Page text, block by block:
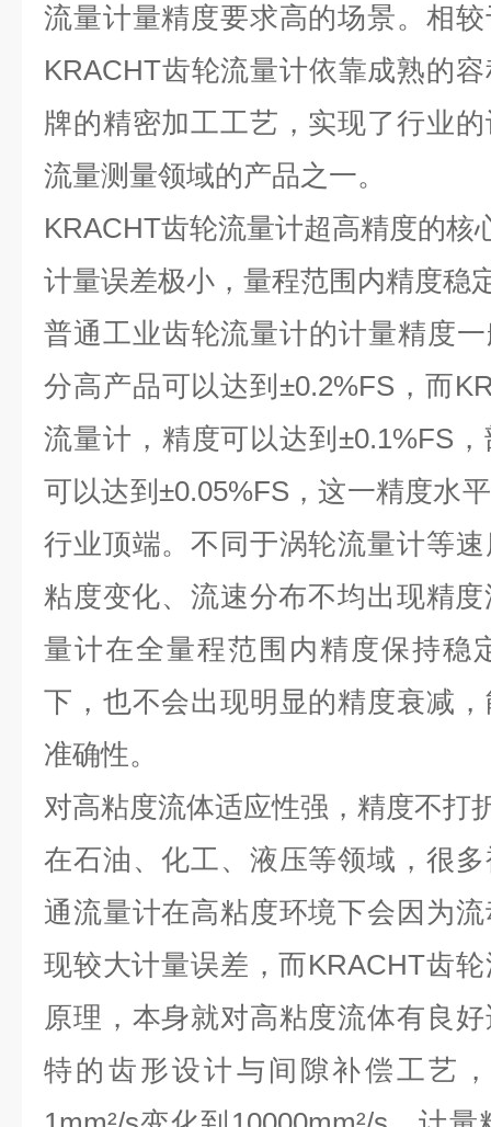
流量计量精度要求高的场景。相
KRACHT齿轮流量计依靠成熟的
牌的精密加工工艺，实现了行业
流量测量领域的产品之一。
KRACHT齿轮流量计超高精度的核
计量误差极小，量程范围内精度稳
普通工业齿轮流量计的计量精度
分高产品可以达到±0.2%FS ，而
流量计，精度可以达到±0.1%FS
可以达到 ±0.05%FS ，这一精度水
行业顶端。不同于涡轮流量计等
粘度变化、流速分布不均出现精
量计在全量程范围内精度保持稳
下，也不会出现明显的精度衰减
准确性。
对高粘度流体适应性强，精度不打
在石油、化工、液压等领域，很
通流量计在高粘度环境下会因为
现较大计量误差，而KRACHT齿
原理，本身就对高粘度流体有良
特的齿形设计与间隙补偿工艺